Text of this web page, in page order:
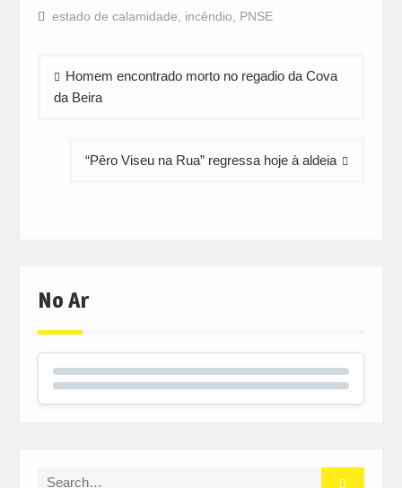
Facebook
(Opens
WhatsApp
(Opens
Twitter
(Opens
estado de calamidade incêndio PNSE
Navegação
de
Homem encontrado morto no regadio da Cova
da Beira
“Pêro Viseu na Rua” regressa hoje à aldeia
No Ar
Search